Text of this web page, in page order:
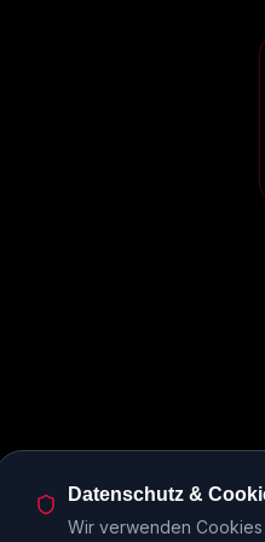
Datenschutz &
Wir verwenden